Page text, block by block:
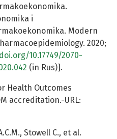
i
Modern
2020;
10.17749/2070-
(in Rus)].
Health Outcomes
accreditation.-URL:
Stowell C., et al.